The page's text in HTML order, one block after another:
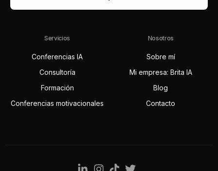
Servicios
Conferencias IA
Consultoría
Formación
Conferencias motivacionales
Nosotros
Sobre mí
Mi empresa: Brita IA
Blog
Contacto